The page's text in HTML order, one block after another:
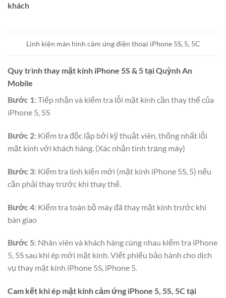
khách
Linh kiện màn hình cảm ứng điện thoại iPhone 5S, 5, 5C
Quy trình thay mặt kính iPhone 5S & 5 tại Quỳnh An
Mobile
Bước 1: Tiếp nhận và kiểm tra lỗi mặt kính cần thay thế của
iPhone 5, 5S
Bước 2: Kiểm tra độc lập bởi kỹ thuật viên, thống nhất lỗi
mặt kính với khách hàng. (Xác nhận tình trạng máy)
Bước 3: Kiểm tra linh kiện mới (mặt kính iPhone 5S, 5) nếu
cần phải thay trước khi thay thế.
Bước 4: Kiểm tra toàn bộ máy đã thay mặt kính trước khi
bàn giao
Bước 5: Nhân viên và khách hàng cùng nhau kiểm tra iPhone
5, 5S sau khi ép mới mặt kính. Viết phiếu bảo hành cho dịch
vụ thay mặt kính iPhone 5S, iPhone 5.
Cam kết khi ép mặt kính cảm ứng iPhone 5, 5S, 5C tại